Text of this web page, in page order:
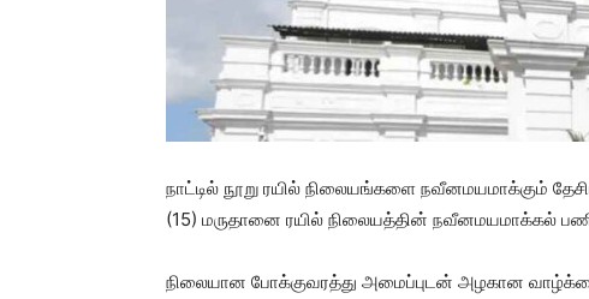
நாட்டில் நூறு ரயில் நிலையங்களை நவீனமயமாக்கும்
(15) மருதானை ரயில் நிலையத்தின் நவீனமயமாக்கல்
நிலையான போக்குவரத்து அமைப்புடன் அழகான